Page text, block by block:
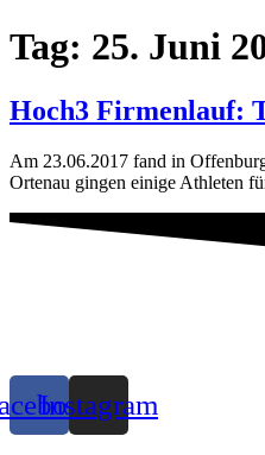
Tag: 25. Juni
Hoch3 Firmenlauf:
Am 23.06.2017 fand in
Ortenau gingen einige Athleten
Instagram